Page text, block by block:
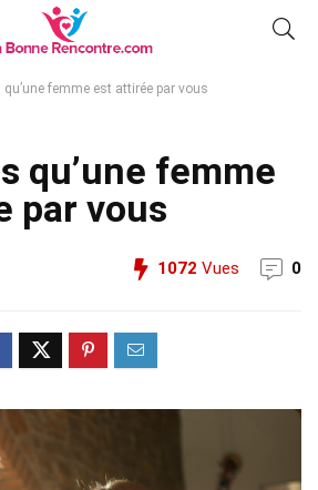
qu’une femme est attirée par vous
qu’une femme
par vous
1072 Vues 0